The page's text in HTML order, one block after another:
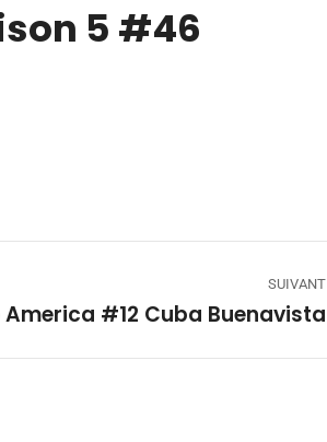
5 #46
SUIVANT
America #12 Cuba Buenavista